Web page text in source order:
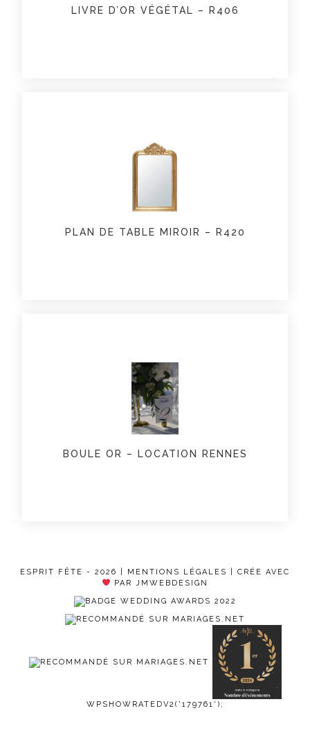
LIVRE D’OR VÉGÉTAL – R406
PLAN DE TABLE MIROIR – R420
BOULE OR – LOCATION RENNES
ESPRIT FÊTE - 2026 | MENTIONS LÉGALES
| CRÉE AVEC
PAR JMWEBDESIGN
WPSHOWRATEDV2('179761');